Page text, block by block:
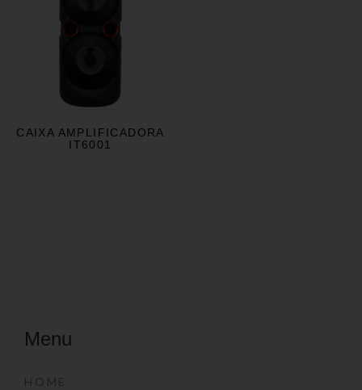
CAIXA AMPLIFICADORA
IT6001
Menu
HOME